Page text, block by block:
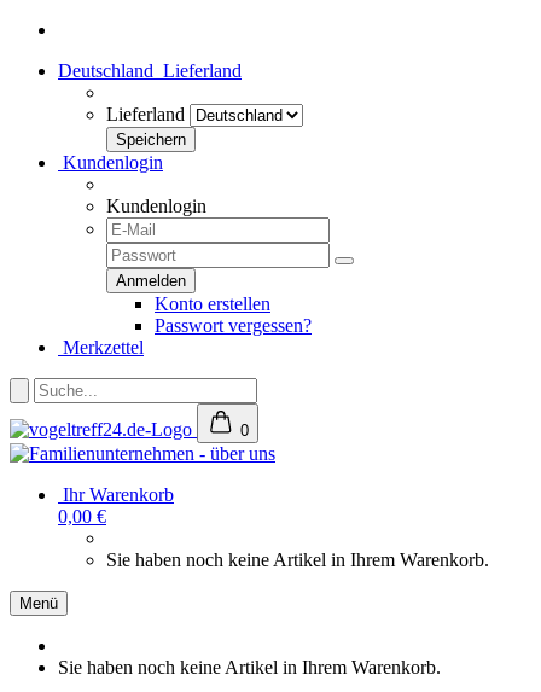
Deutschland Lieferland
Lieferland
Kundenlogin
Kundenlogin
Konto erstellen
Passwort vergessen?
Merkzettel
0
Ihr Warenkorb
0,00 €
Sie haben noch keine Artikel in Ihrem Warenkorb.
Menü
Sie haben noch keine Artikel in Ihrem Warenkorb.